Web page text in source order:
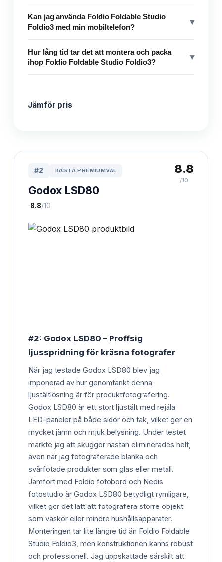
Kan jag använda Foldio Foldable Studio
Foldio3 med min mobiltelefon?
▾
Hur lång tid tar det att montera och packa
ihop Foldio Foldable Studio Foldio3?
▾
Jämför pris
#2 BÄSTA PREMIUMVAL
Godox LSD80
·8.8/10
8.8
/10
#2: Godox LSD80 – Proffsig
ljusspridning för kräsna fotografer
När jag testade Godox LSD80 blev jag
imponerad av hur genomtänkt denna
ljustältlösning är för produktfotografering.
Godox LSD80 är ett stort ljustält med rejäla
LED-paneler på både sidor och tak, vilket ger en
mycket jämn och mjuk belysning. Under testet
märkte jag att skuggor nästan eliminerades helt,
även när jag fotograferade blanka och
svårfotade produkter som glas eller metall.
Jämfört med Foldio fotobord och Nedis
fotostudio är Godox LSD80 betydligt rymligare,
vilket gör det lätt att fotografera större objekt
som väskor eller mindre hushållsapparater.
Monteringen tar lite längre tid än Foldio Foldable
Studio Foldio3, men konstruktionen känns robust
och professionell. Jag uppskattade särskilt att